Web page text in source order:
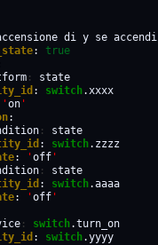
di y se accendi
:
true
:
: switch
'on '
:
: switch
: 'off '
:
: switch
: 'off '
: switch
: switch.yyyy